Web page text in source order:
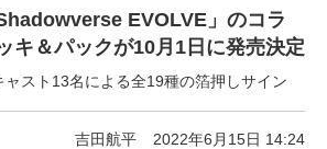
EVOLVE」のコラ
キ＆パックが10月1日に発売決定
ャスト13名による全19種の箔押しサイン
吉田航平 2022年6月15日 14:24